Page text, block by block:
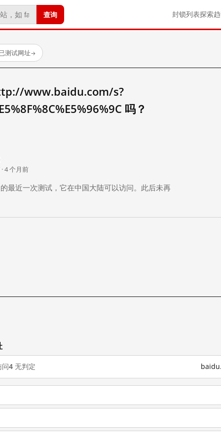
查询 封锁列表探索
测试网址→
www.baidu.com/s?
吗？
4 个月前
最近一次测试，它在中国大陆可以访问。此后未再
问4 无判定